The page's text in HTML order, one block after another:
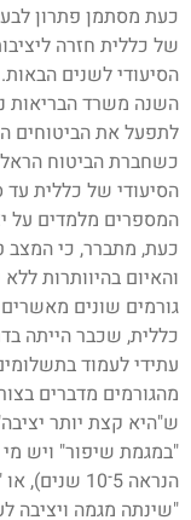
כעת מסתמן פתרון
של כללית חזרה
הסיעודי לשנים
השנה משרד הבריאות
כשחברת הביטוח
הסיעודי של כללית עד סוף
המספרים מלמדים על
כעת, מתברר, כי המצב
והאיום בהיוותרות
גורמים שונים
עתידי לעמוד
מהגורמים מדברים
ש"היא קצת יותר
"במגמת שיפור" ויש
הנראה 5־10
"שינתה מגמה ויציבה